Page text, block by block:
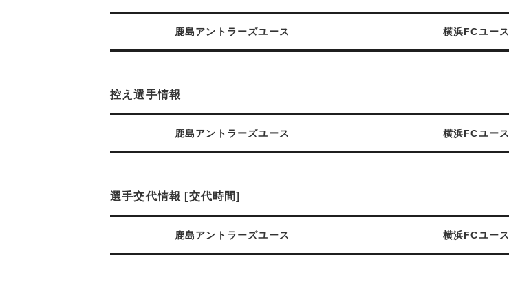
鹿島アントラーズユース 横浜FCユース
控え選手情報
鹿島アントラーズユース 横浜FCユース
選手交代情報 [交代時間]
鹿島アントラーズユース 横浜FCユース